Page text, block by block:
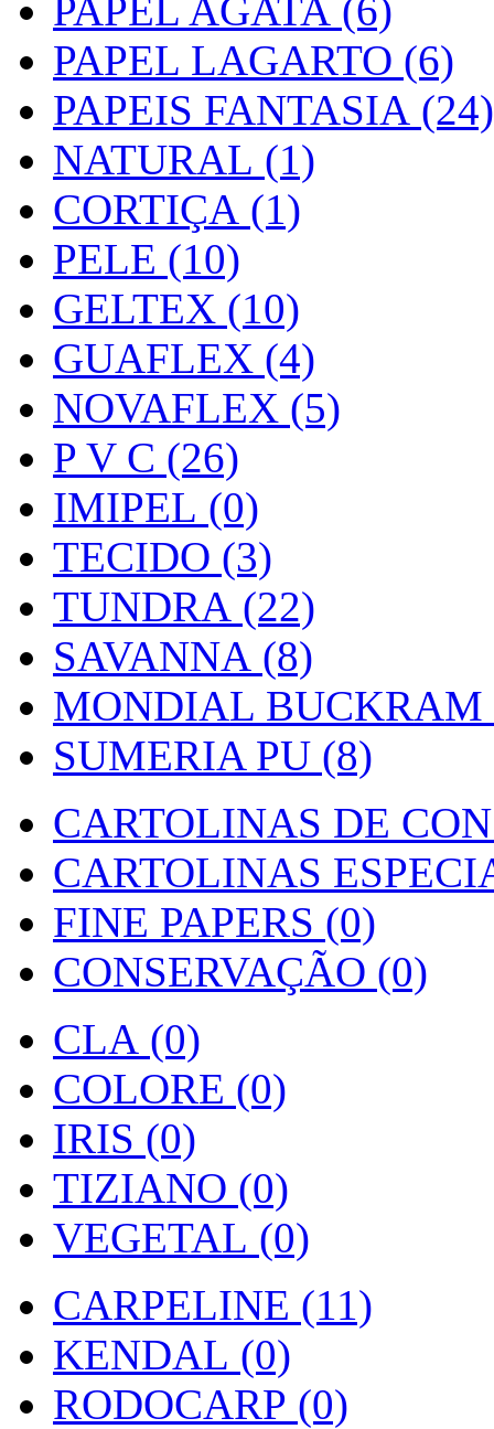
PAPEL AGATA (6)
PAPEL LAGARTO (6)
PAPEIS FANTASIA (24)
NATURAL (1)
CORTIÇA (1)
PELE (10)
GELTEX (10)
GUAFLEX (4)
NOVAFLEX (5)
P V C (26)
IMIPEL (0)
TECIDO (3)
TUNDRA (22)
SAVANNA (8)
MONDIAL BUCKRAM
SUMERIA PU (8)
CARTOLINAS DE
CARTOLINAS
FINE PAPERS (0)
CONSERVAÇÃO (0)
CLA (0)
COLORE (0)
IRIS (0)
TIZIANO (0)
VEGETAL (0)
CARPELINE (11)
KENDAL (0)
RODOCARP (0)